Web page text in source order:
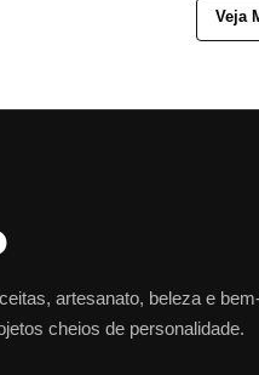
Veja
artesanato, beleza e
cheios de personalidade.